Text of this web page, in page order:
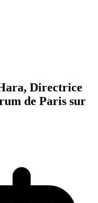
Directrice
de Paris sur